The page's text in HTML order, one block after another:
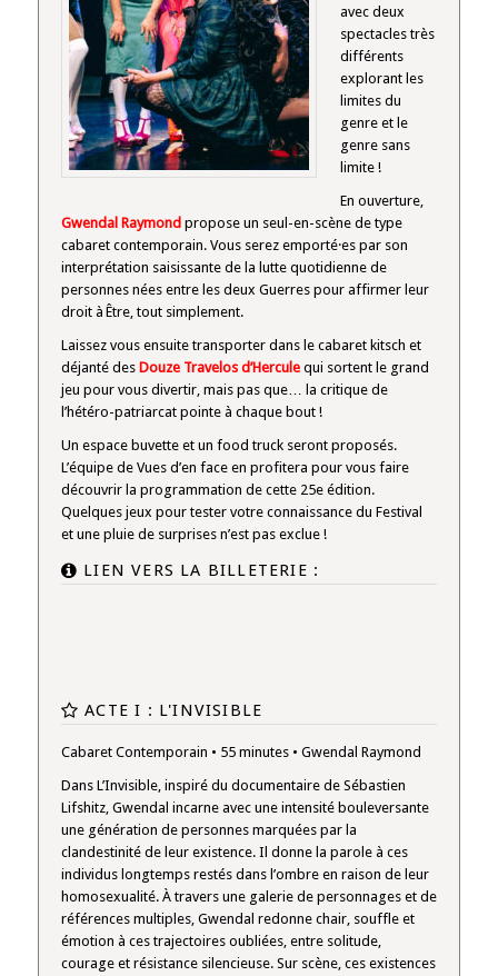
avec deux
spectacles très
différents
explorant les
limites du
genre et le
genre sans
limite !
En ouverture,
Gwendal Raymond propose un seul-en-scène de type
cabaret contemporain. Vous serez emporté·es par son
interprétation saisissante de la lutte quotidienne de
personnes nées entre les deux Guerres pour affirmer leur
droit à Être, tout simplement.
Laissez vous ensuite transporter dans le cabaret kitsch et
déjanté des Douze Travelos d’Hercule qui sortent le grand
jeu pour vous divertir, mais pas que… la critique de
l’hétéro-patriarcat pointe à chaque bout !
Un espace buvette et un food truck seront proposés.
L’équipe de Vues d’en face en profitera pour vous faire
découvrir la programmation de cette 25e édition.
Quelques jeux pour tester votre connaissance du Festival
et une pluie de surprises n’est pas exclue !
LIEN VERS LA BILLETERIE :
ACTE I : L'INVISIBLE
Cabaret Contemporain • 55 minutes • Gwendal Raymond
Dans L’Invisible, inspiré du documentaire de Sébastien
Lifshitz, Gwendal incarne avec une intensité bouleversante
une génération de personnes marquées par la
clandestinité de leur existence. Il donne la parole à ces
individus longtemps restés dans l’ombre en raison de leur
homosexualité. À travers une galerie de personnages et de
références multiples, Gwendal redonne chair, souffle et
émotion à ces trajectoires oubliées, entre solitude,
courage et résistance silencieuse. Sur scène, ces existences